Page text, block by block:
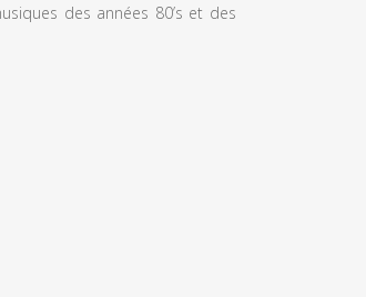
des années 80’s et des